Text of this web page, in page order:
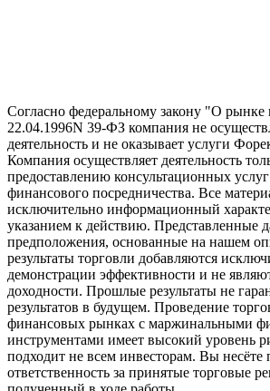
Согласно федеральному закону "О
22.04.1996N 39-ФЗ компания не
деятельность и не оказывает услуги
Компания осуществляет деятельность
предоставлению консультационных
финансового посредничества. Все
исключительно информационный
указанием к действию. Представленные
предположения, основанные на нашем
результаты торговли добавляются
демонстрации эффективности и не
доходности. Прошлые результаты не
результатов в будущем. Проведение
финансовых рынках с маржинальными
инструментами имеет высокий уровень
подходит не всем инвесторам. Вы
ответственность за принятые торговые